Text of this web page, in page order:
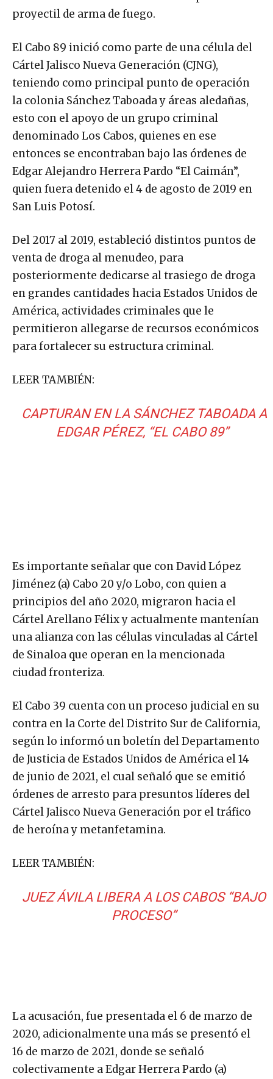
proyectil de arma de fuego.
El Cabo 89 inició como parte de una célula del
Cártel Jalisco Nueva Generación (CJNG),
teniendo como principal punto de operación
la colonia Sánchez Taboada y áreas aledañas,
esto con el apoyo de un grupo criminal
denominado Los Cabos, quienes en ese
entonces se encontraban bajo las órdenes de
Edgar Alejandro Herrera Pardo “El Caimán”,
quien fuera detenido el 4 de agosto de 2019 en
San Luis Potosí.
Del 2017 al 2019, estableció distintos puntos de
venta de droga al menudeo, para
posteriormente dedicarse al trasiego de droga
en grandes cantidades hacia Estados Unidos de
América, actividades criminales que le
permitieron allegarse de recursos económicos
para fortalecer su estructura criminal.
LEER TAMBIÉN:
CAPTURAN EN LA SÁNCHEZ TABOADA A
EDGAR PÉREZ, “EL CABO 89”
Es importante señalar que con David López
Jiménez (a) Cabo 20 y/o Lobo, con quien a
principios del año 2020, migraron hacia el
Cártel Arellano Félix y actualmente mantenían
una alianza con las células vinculadas al Cártel
de Sinaloa que operan en la mencionada
ciudad fronteriza.
El Cabo 39 cuenta con un proceso judicial en su
contra en la Corte del Distrito Sur de California,
según lo informó un boletín del Departamento
de Justicia de Estados Unidos de América el 14
de junio de 2021, el cual señaló que se emitió
órdenes de arresto para presuntos líderes del
Cártel Jalisco Nueva Generación por el tráfico
de heroína y metanfetamina.
LEER TAMBIÉN:
JUEZ ÁVILA LIBERA A LOS CABOS “BAJO
PROCESO”
La acusación, fue presentada el 6 de marzo de
2020, adicionalmente una más se presentó el
16 de marzo de 2021, donde se señaló
colectivamente a Edgar Herrera Pardo (a)